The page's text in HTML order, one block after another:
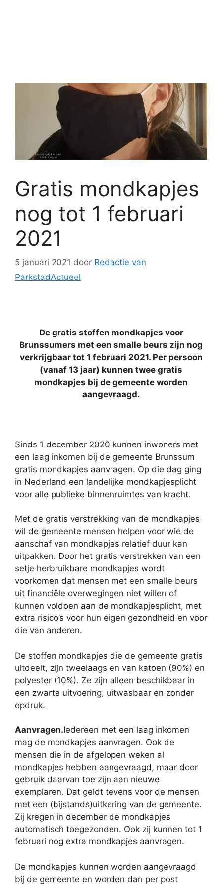
Gratis mondkapjes
nog tot 1 februari
2021
5 januari 2021 door Redactie van
ParkstadActueel
De gratis stoffen mondkapjes voor
Brunssumers met een smalle beurs zijn nog
verkrijgbaar tot 1 februari 2021. Per persoon
(vanaf 13 jaar) kunnen twee gratis
mondkapjes bij de gemeente worden
aangevraagd.
Sinds 1 december 2020 kunnen inwoners met
een laag inkomen bij de gemeente Brunssum
gratis mondkapjes aanvragen. Op die dag ging
in Nederland een landelijke mondkapjesplicht
voor alle publieke binnenruimtes van kracht.
Met de gratis verstrekking van de mondkapjes
wil de gemeente mensen helpen voor wie de
aanschaf van mondkapjes relatief duur kan
uitpakken. Door het gratis verstrekken van een
setje herbruikbare mondkapjes wordt
voorkomen dat mensen met een smalle beurs
uit financiële overwegingen niet willen of
kunnen voldoen aan de mondkapjesplicht, met
extra risico’s voor hun eigen gezondheid en voor
die van anderen.
De stoffen mondkapjes die de gemeente gratis
uitdeelt, zijn tweelaags en van katoen (90%) en
polyester (10%). Ze zijn alleen beschikbaar in
een zwarte uitvoering, uitwasbaar en zonder
opdruk.
Aanvragen.Iedereen met een laag inkomen
mag de mondkapjes aanvragen. Ook de
mensen die in de afgelopen weken al
mondkapjes hebben aangevraagd, maar door
gebruik daarvan toe zijn aan nieuwe
exemplaren. Dat geldt tevens voor de mensen
met een (bijstands)uitkering van de gemeente.
Zij kregen in december de mondkapjes
automatisch toegezonden. Ook zij kunnen tot 1
februari nog extra mondkapjes aanvragen.
De mondkapjes kunnen worden aangevraagd
bij de gemeente en worden dan per post